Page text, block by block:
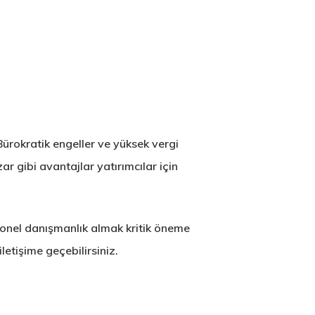
engeller ve yüksek vergi
gibi avantajlar yatırımcılar için
danışmanlık almak kritik öneme
geçebilirsiniz.